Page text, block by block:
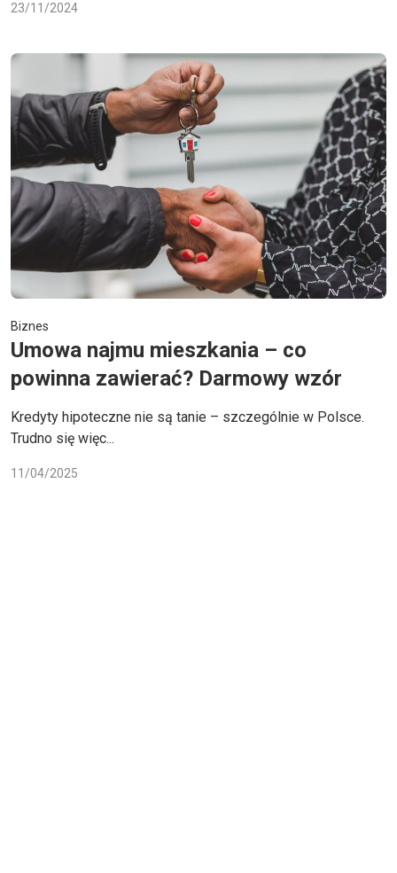
23/11/2024
Biznes
Umowa najmu mieszkania – co
powinna zawierać? Darmowy wzór
Kredyty hipoteczne nie są tanie – szczególnie w Polsce.
Trudno się więc...
11/04/2025